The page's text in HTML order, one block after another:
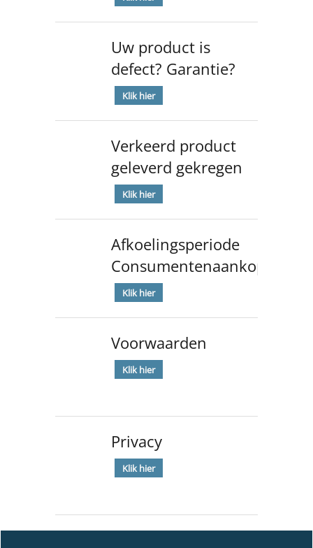
Uw product is
defect? Garantie?
Klik hier
Verkeerd product
geleverd gekregen
Klik hier
Afkoelingsperiode
Consumentenaankopen
Klik hier
Voorwaarden
Klik hier
Privacy
Klik hier